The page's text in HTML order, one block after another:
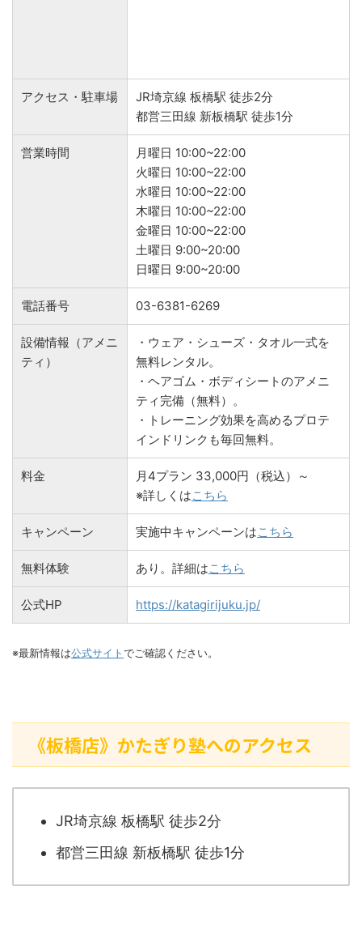
アクセス・駐車場
JR埼京線 板橋駅 徒歩2分
都営三田線 新板橋駅 徒歩1分
営業時間
月曜日 10:00~22:00
火曜日 10:00~22:00
水曜日 10:00~22:00
木曜日 10:00~22:00
金曜日 10:00~22:00
土曜日 9:00~20:00
日曜日 9:00~20:00
電話番号 03-6381-6269
設備情報（アメニ
ティ）
・ウェア・シューズ・タオル一式を
無料レンタル。
・ヘアゴム・ボディシートのアメニ
ティ完備（無料）。
・トレーニング効果を高めるプロテ
インドリンクも毎回無料。
料金
月4プラン 33,000円（税込）～
※詳しくはこちら
キャンペーン 実施中キャンペーンはこちら
無料体験 あり。詳細はこちら
公式HP https://katagirijuku.jp/
※最新情報は公式サイト でご確認ください。
《板橋店》かたぎり塾へのアクセス
JR埼京線 板橋駅 徒歩2分
都営三田線 新板橋駅 徒歩1分